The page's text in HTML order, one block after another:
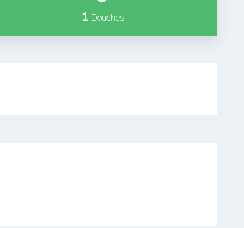
1 Douches